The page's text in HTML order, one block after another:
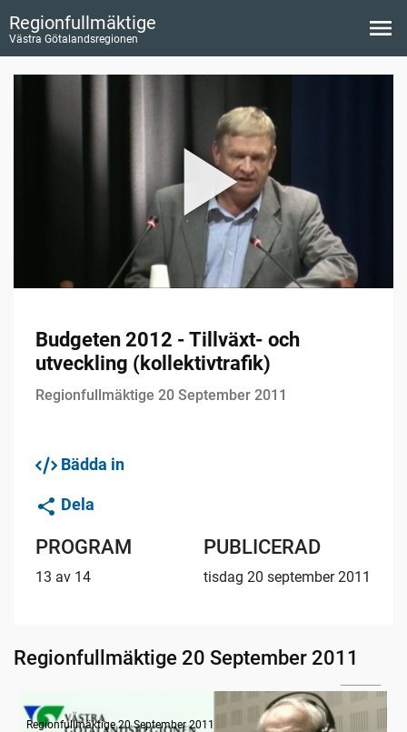
Regionfullmäktige
Västra Götalandsregionen
Budgeten 2012 - Tillväxt- och
utveckling (kollektivtrafik)
Regionfullmäktige 20 September 2011
Bädda in
Dela
PROGRAM
13 av 14
PUBLICERAD
tisdag 20 september 2011
Regionfullmäktige 20 September 2011
Radion informerar
Regionfullmäktige 20 September 2011